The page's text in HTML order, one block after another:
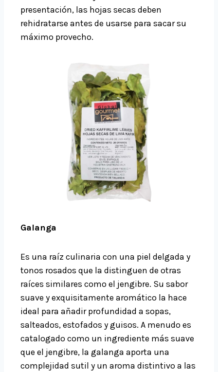
presentación, las hojas secas deben
rehidratarse antes de usarse para sacar su
máximo provecho.
Galanga
Es una raíz culinaria con una piel delgada y
tonos rosados que la distinguen de otras
raíces similares como el jengibre. Su sabor
suave y exquisitamente aromático la hace
ideal para añadir profundidad a sopas,
salteados, estofados y guisos. A menudo es
catalogado como un ingrediente más suave
que el jengibre, la galanga aporta una
complejidad sutil y un aroma distintivo a las